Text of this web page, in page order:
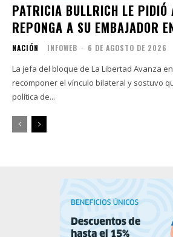
PATRICIA BULLRICH LE PIDIÓ
REPONGA A SU EMBAJADOR
NACIÓN INFOWEB - 6 DE AGOSTO DE 2026
La jefa del bloque de La Libertad Avanza
recomponer el vínculo bilateral y sostuvo
política de...